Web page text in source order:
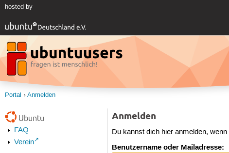
hosted by
Portal Anmelden
Ubuntu
FAQ
Verein
Anmelden
Du kannst dich hier anmelden, wenn
Benutzername oder Mailadresse: